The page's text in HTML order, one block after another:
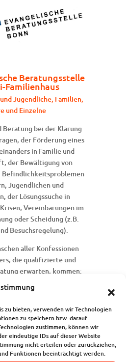
zu bieten, verwenden wir Technologien
zu speichern bzw. darauf
zustimmen, können wir
eindeutige IDs auf dieser Website
nicht erteilen oder zurückziehen,
Funktionen beeinträchtigt werden.
Beratungsstelle
Familienhaus
Jugendliche, Familien,
und Einzelne
bei der Klärung
der Förderung eines
in Familie und
der Bewältigung von
Befindlichkeitsproblemen
Jugendlichen und
der Lösungssuche in
Vereinbarungen im
oder Scheidung (z.B.
Besuchsregelung).
aller Konfessionen
die qualifizierte und
erwarten, kommen:
oder Väter, Paare,
weiterführende Beratung
vermittelt.
von der Evangelischen
bietet alle zwei Monate